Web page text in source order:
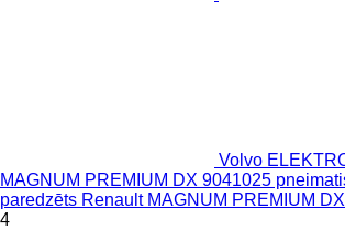
Volvo
MAGNUM PREMIUM DX 9041025
paredzēts Renault MAGNUM PREMIUM
4